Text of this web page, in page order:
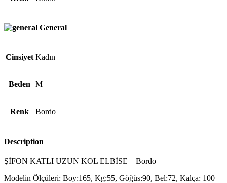
General
Cinsiyet Kadın
Beden M
Renk Bordo
Description
ŞİFON KATLI UZUN KOL ELBİSE – Bordo
Modelin Ölçüleri: Boy:165, Kg:55, Göğüs:90, Bel:72, Kalça: 100